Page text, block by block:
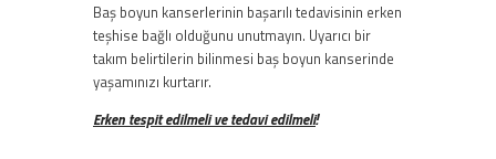
Baş boyun kanserlerinin başarılı tedavisinin erken
teşhise bağlı olduğunu unutmayın. Uyarıcı bir
takım belirtilerin bilinmesi baş boyun kanserinde
yaşamınızı kurtarır.
Erken tespit edilmeli ve tedavi edilmeli!